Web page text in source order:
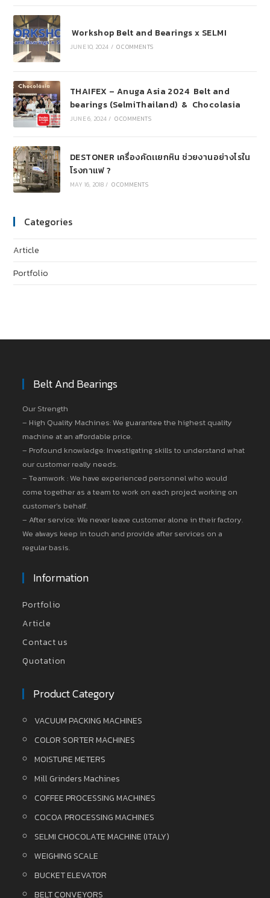
Workshop Belt and Bearings x SELMI
JUNE 10, 2024 / 0 COMMENTS
THAIFEX – Anuga Asia 2024 Belt and
bearings (SelmiThailand) & Chocolasia
JUNE 6, 2024 / 0 COMMENTS
DESTONER เครื่องคัดเเยกหิน ช่วยงานอย่างไรใน
โรงกาเเฟ ?
MAY 16, 2018 / 0 COMMENTS
Categories
Article
Portfolio
Belt And Bearings
Our Strength
– High Quality Machines: We guarantee the highest quality
machine at an affordable price.
– Profound knowledge: Investigating skills to understand what
our customer really needs.
– Teamwork : We have experienced personnel who would
come together as a team to work on each project working on
customer’s behalf.
– After service: We never leave customer alone in their factory.
We always keep in touch and provide after services on a
regular basis.
Information
Portfolio
Article
Contact us
Quotation
Product Category
VACUUM PACKING MACHINES
COLOR SORTER MACHINES
MOISTURE METERS
Mill Grinders Machines
COFFEE PROCESSING MACHINES
COCOA PROCESSING MACHINES
SELMI CHOCOLATE MACHINE (ITALY)
WEIGHING SCALE
BUCKET ELEVATOR
BELT CONVEYORS